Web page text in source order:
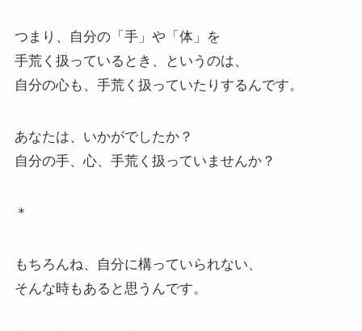
つまり、自分の「手」や「体」を
手荒く扱っているとき、というのは、
自分の心も、手荒く扱っていたりするんです。
あなたは、いかがでしたか？
自分の手、心、手荒く扱っていませんか？
＊
もちろんね、自分に構っていられない、
そんな時もあると思うんです。